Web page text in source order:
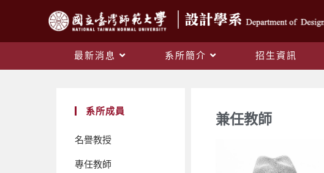
最新消息 系所簡介 招生資訊
系所成員
名譽教授
專任教師
兼任教師